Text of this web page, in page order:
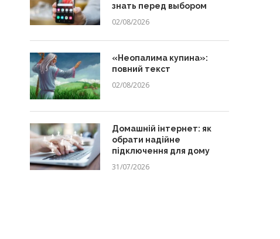
знать перед выбором
02/08/2026
«Неопалима купина»:
повний текст
02/08/2026
Домашній інтернет: як
обрати надійне
підключення для дому
31/07/2026